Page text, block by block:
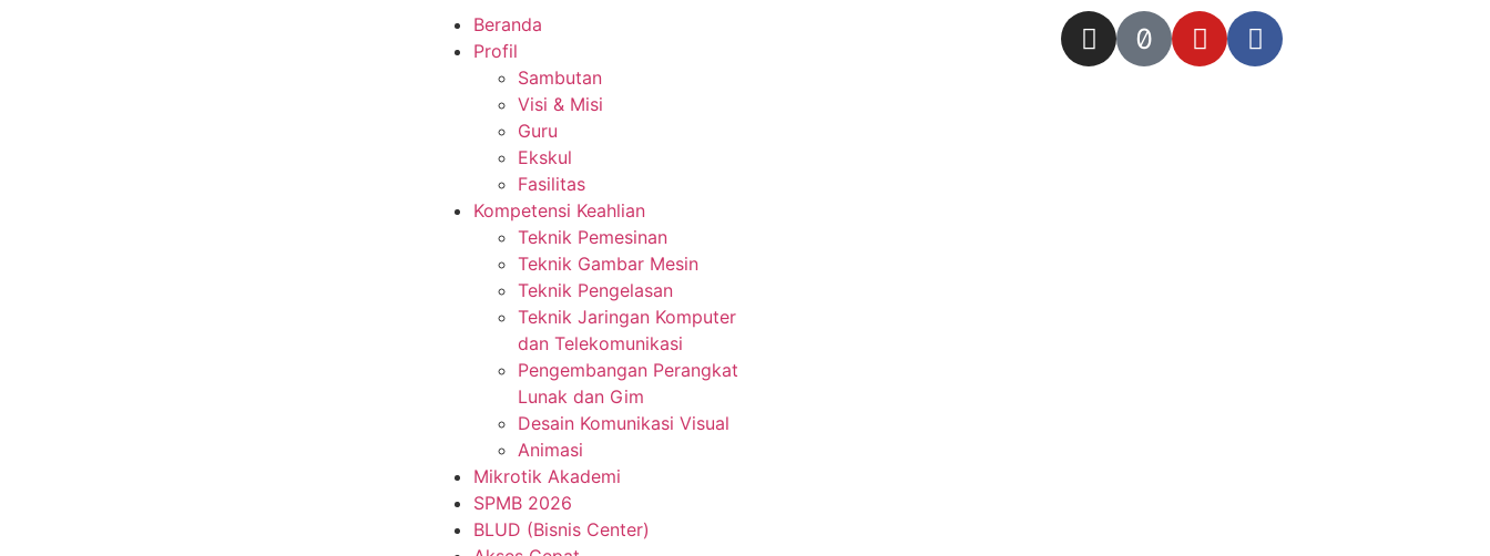
Beranda
Profil
Sambutan
Visi & Misi
Guru
Ekskul
Fasilitas
Kompetensi Keahlian
Teknik Pemesinan
Teknik Gambar Mesin
Teknik Pengelasan
Teknik Jaringan Komputer
dan Telekomunikasi
Pengembangan Perangkat
Lunak dan Gim
Desain Komunikasi Visual
Animasi
Mikrotik Akademi
SPMB 2026
BLUD (Bisnis Center)